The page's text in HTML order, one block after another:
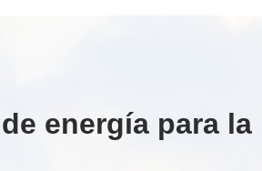
energía para